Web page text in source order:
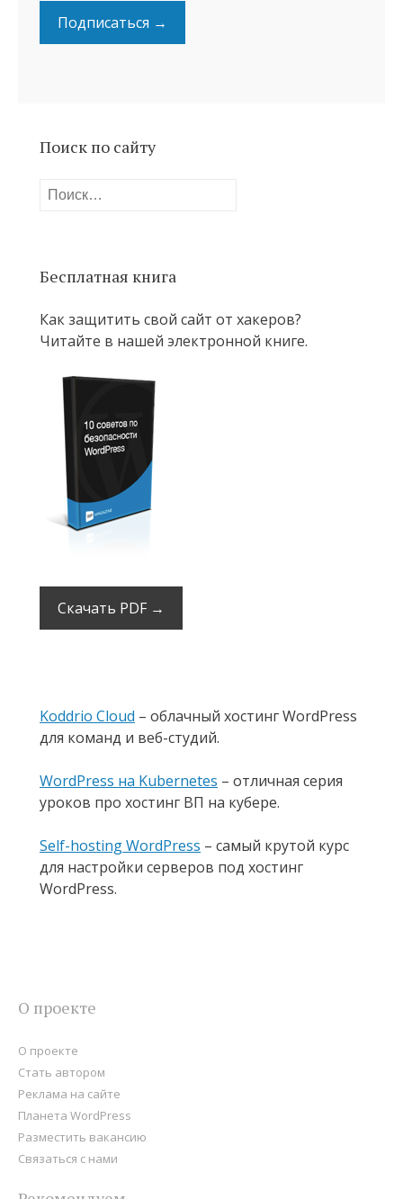
Подписаться →
Поиск по сайту
Найти:
Бесплатная книга
Как защитить свой сайт от хакеров?
Читайте в нашей электронной книге.
Скачать PDF →
Koddrio Cloud – облачный хостинг WordPress
для команд и веб-студий.
WordPress на Kubernetes – отличная серия
уроков про хостинг ВП на кубере.
Self-hosting WordPress – самый крутой курс
для настройки серверов под хостинг
WordPress.
О проекте
О проекте
Стать автором
Реклама на сайте
Планета WordPress
Разместить вакансию
Связаться с нами